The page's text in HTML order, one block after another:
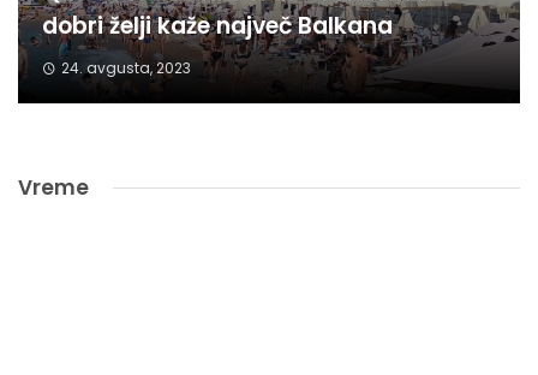
dobri želji kaže največ Balkana
24. avgusta, 2023
Vreme